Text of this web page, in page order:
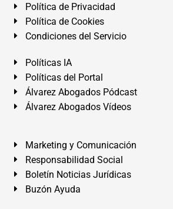
Política de Privacidad
Política de Cookies
Condiciones del Servicio
Políticas IA
Políticas del Portal
Álvarez Abogados Pódcast
Álvarez Abogados Vídeos
Marketing y Comunicación
Responsabilidad Social
Boletín Noticias Jurídicas
Buzón Ayuda